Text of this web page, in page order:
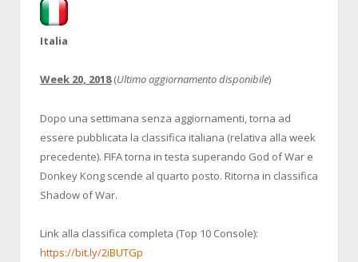
Italia
Week 20, 2018(Ultimo aggiornamento disponibile)
Dopo una settimana senza aggiornamenti, torna ad
essere pubblicata la classifica italiana (relativa alla week
precedente). FIFA torna in testa superando God of War e
Donkey Kong scende al quarto posto. Ritorna in classifica
Shadow of War.
Link alla classifica completa (Top 10 Console):
https://bit.ly/2iBUTGp